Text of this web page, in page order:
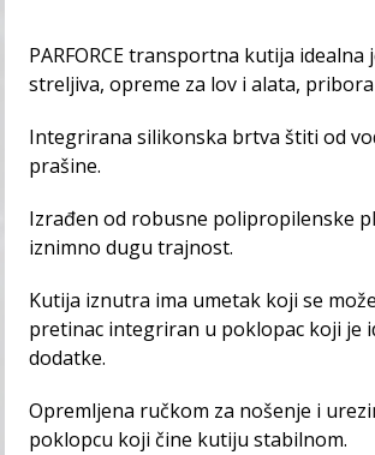
PARFORCE transportna kutija
streljiva, opreme za lov i alata, pribora
Integrirana silikonska brtva štiti od
prašine.
Izrađen od robusne polipropilenske
iznimno dugu trajnost.
Kutija iznutra ima umetak koji se
pretinac integriran u poklopac koji je
dodatke.
Opremljena ručkom za nošenje i
poklopcu koji čine kutiju stabilnom.